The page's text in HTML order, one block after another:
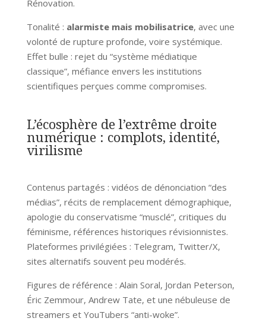
Rénovation.
Tonalité : alarmiste mais mobilisatrice, avec une
volonté de rupture profonde, voire systémique.
Effet bulle : rejet du “système médiatique
classique”, méfiance envers les institutions
scientifiques perçues comme compromises.
L’écosphère de l’extrême droite
numérique : complots, identité,
virilisme
Contenus partagés : vidéos de dénonciation “des
médias”, récits de remplacement démographique,
apologie du conservatisme “musclé”, critiques du
féminisme, références historiques révisionnistes.
Plateformes privilégiées : Telegram, Twitter/X,
sites alternatifs souvent peu modérés.
Figures de référence : Alain Soral, Jordan Peterson,
Éric Zemmour, Andrew Tate, et une nébuleuse de
streamers et YouTubers “anti-woke”.